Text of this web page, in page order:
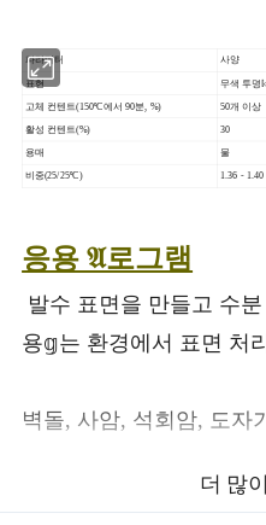
파라미터 사양
표현 무색 투명
고체 컨텐트(150ºC에서 90분, %) 50개 이상
활성 컨텐트(%) 30
용매 물
비중(25/25ºC) 1.36 - 1.40
응용 𝔄로그램
발수 표면을 만들고 수
용𝕘는 환경에서 표면 처
벽돌, 사암, 석회암, 도자
더 많